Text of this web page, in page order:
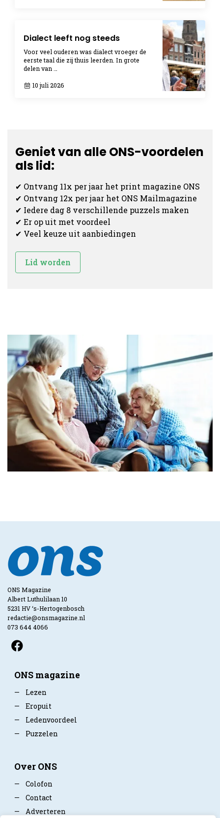
Dialect leeft nog steeds
Voor veel ouderen was dialect vroeger de
eerste taal die zij thuis leerden. In grote
delen van …
10 juli 2026
Geniet van alle ONS-voordelen
als lid:
✔ Ontvang 11x per jaar het print magazine ONS
✔ Ontvang 12x per jaar het ONS Mailmagazine
✔ Iedere dag 8 verschillende puzzels maken
✔ Er op uit met voordeel
✔ Veel keuze uit aanbiedingen
Lid worden
ONS Magazine
Albert Luthulilaan 10
5231 HV ‘s-Hertogenbosch
redactie@onsmagazine.nl
073 644 4066
ONS magazine
—
Lezen
—
Eropuit
—
Ledenvoordeel
—
Puzzelen
Over ONS
—
Colofon
—
Contact
—
Adverteren